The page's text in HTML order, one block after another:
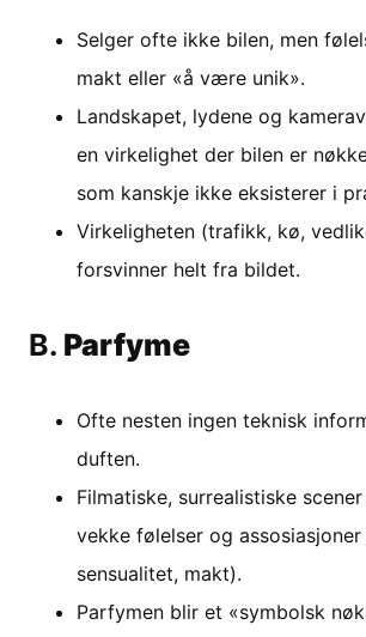
Selger ofte ikke bilen, men
makt eller «å være unik».
Landskapet, lydene og
en virkelighet der bilen er
som kanskje ikke eksisterer i
Virkeligheten (trafikk, kø,
forsvinner helt fra bildet.
B. Parfyme
Ofte nesten ingen teknisk
duften.
Filmatiske, surrealistiske
vekke følelser og
sensualitet, makt).
Parfymen blir et «symbolsk